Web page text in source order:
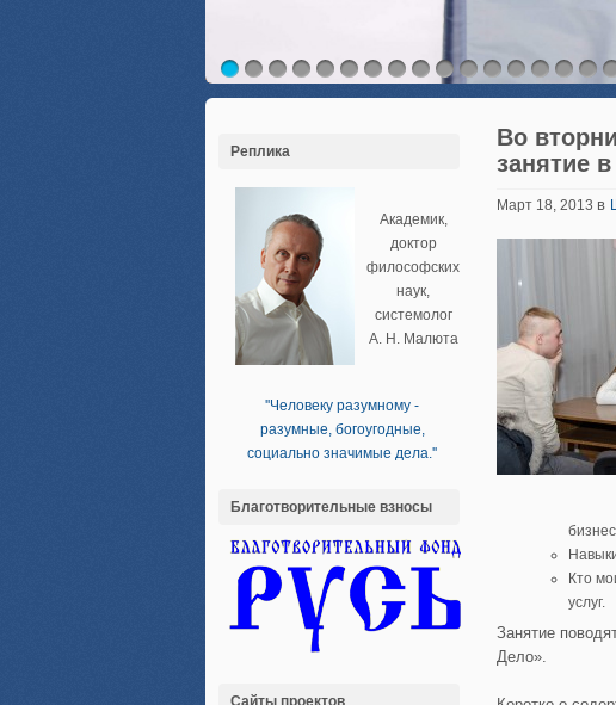
Реплика
Академик,
доктор
философских
наук,
системолог
А. Н. Малюта
''Человеку разумному -
разумные, богоугодные,
социально значимые дела.''
Благотворительные взносы
Сайты проектов
Во
занятие
Март 18, 2013 в
Кто
услуг.
Занятие
Дело».